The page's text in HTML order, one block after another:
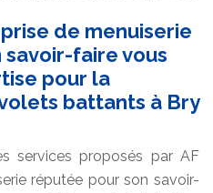
de menuiserie
faire vous
pour la
battants à Bry
services proposés par AF
réputée pour son savoir-